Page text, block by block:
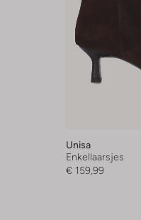
Unisa
Enkellaarsjes
€ 159,99